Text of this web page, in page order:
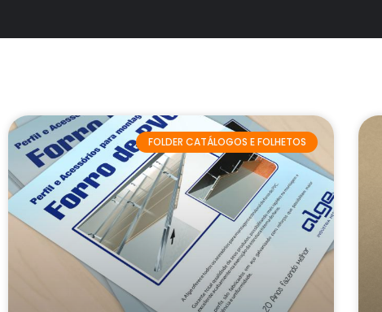
FOLDER CATÁLOGOS E FOLHETOS